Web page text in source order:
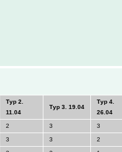
Тур 2.
11.04
Тур 3. 19.04
Тур 4.
26.04
2 3 3
3 3 2